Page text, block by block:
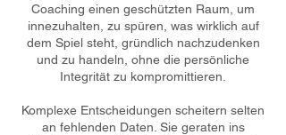
Coaching einen geschützten Raum, um
innezuhalten, zu spüren, was wirklich auf
dem Spiel steht, gründlich nachzudenken
und zu handeln, ohne die persönliche
Integrität zu kompromittieren.
Komplexe Entscheidungen scheitern selten
an fehlenden Daten. Sie geraten ins